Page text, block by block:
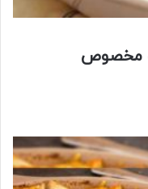
و مخصوص